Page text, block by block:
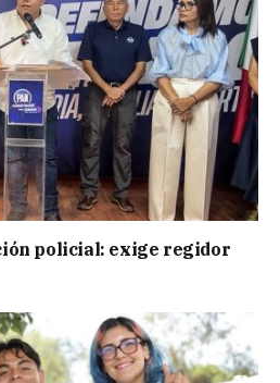
policial: exige regidor